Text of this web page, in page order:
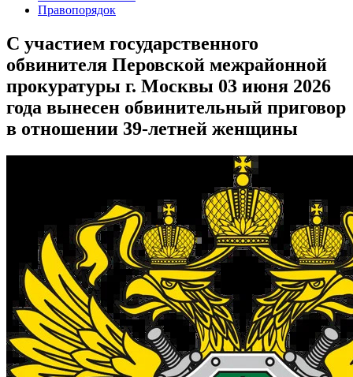
Правопорядок
С участием государственного
обвинителя Перовской межрайонной
прокуратуры г. Москвы 03 июня 2026
года вынесен обвинительный приговор
в отношении 39-летней женщины